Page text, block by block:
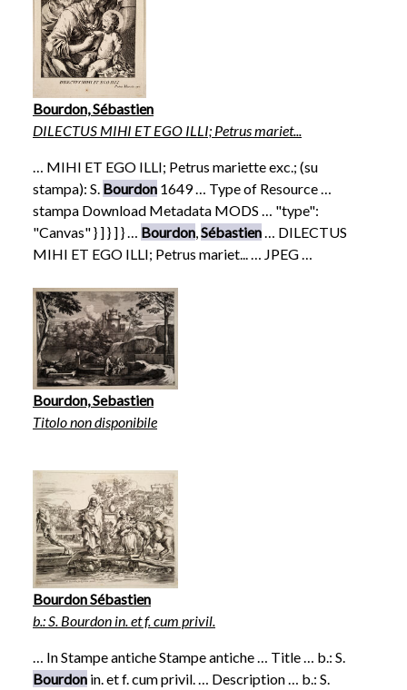
Bourdon, Sébastien
DILECTUS MIHI ET EGO ILLI; Petrus mariet...
… MIHI ET EGO ILLI; Petrus mariette exc.; (su
stampa): S. Bourdon 1649 … Type of Resource …
stampa Download Metadata MODS … "type":
"Canvas" } ] } ] } … Bourdon,Sébastien… DILECTUS
MIHI ET EGO ILLI; Petrus mariet... … JPEG …
Bourdon, Sebastien
Titolo non disponibile
Bourdon Sébastien
b.: S. Bourdon in. et f. cum privil.
… In Stampe antiche Stampe antiche … Title … b.: S.
Bourdon in. et f. cum privil. … Description … b.: S.